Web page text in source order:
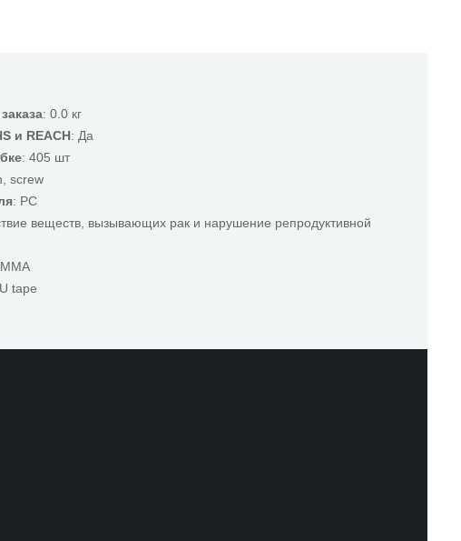
: 0.0 кг
и REACH: Да
: 405 шт
screw
: PC
веществ, вызывающих рак и нарушение репродуктивной
tape